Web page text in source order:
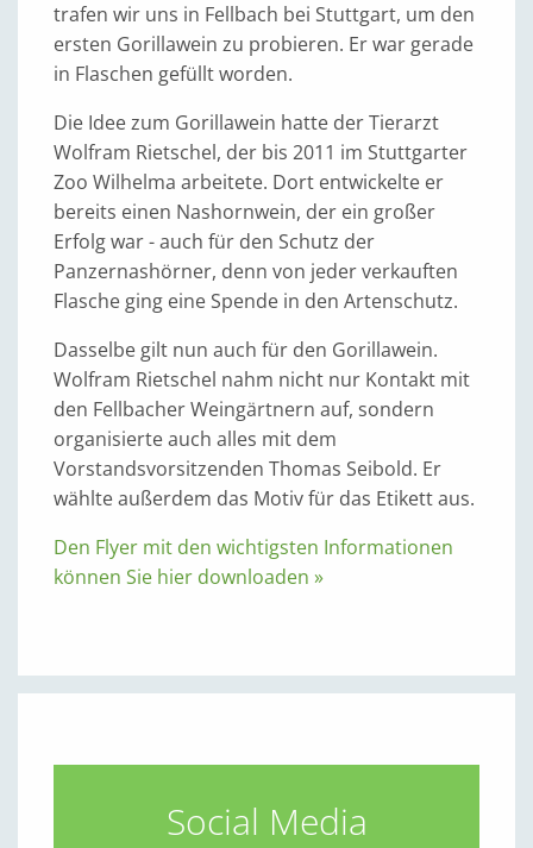
trafen wir uns in Fellbach bei Stuttgart, um den
ersten Gorillawein zu probieren. Er war gerade
in Flaschen gefüllt worden.
Die Idee zum Gorillawein hatte der Tierarzt
Wolfram Rietschel, der bis 2011 im Stuttgarter
Zoo Wilhelma arbeitete. Dort entwickelte er
bereits einen Nashornwein, der ein großer
Erfolg war - auch für den Schutz der
Panzernashörner, denn von jeder verkauften
Flasche ging eine Spende in den Artenschutz.
Dasselbe gilt nun auch für den Gorillawein.
Wolfram Rietschel nahm nicht nur Kontakt mit
den Fellbacher Weingärtnern auf, sondern
organisierte auch alles mit dem
Vorstandsvorsitzenden Thomas Seibold. Er
wählte außerdem das Motiv für das Etikett aus.
Den Flyer mit den wichtigsten Informationen
können Sie hier downloaden »
Social Media